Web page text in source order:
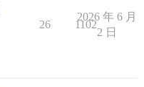
26 1102
2026 年 6 月
2 日